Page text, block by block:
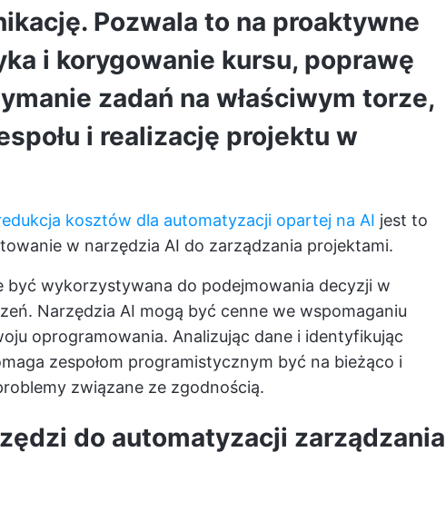
. Pozwala to na proaktywne
i korygowanie kursu, poprawę
zadań na właściwym torze,
i realizację projektu w
kosztów dla automatyzacji opartej na AI jest to
w narzędzia AI do zarządzania projektami.
być wykorzystywana do podejmowania decyzji w
Narzędzia AI mogą być cenne we wspomaganiu
oprogramowania. Analizując dane i identyfikując
zespołom programistycznym być na bieżąco i
związane ze zgodnością.
do automatyzacji zarządzania